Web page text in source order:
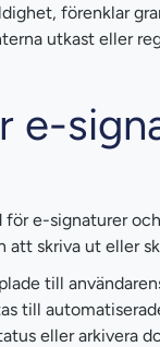
förenklar
utkast eller
e-
e-signaturer
att skriva ut eller
till
till
eller arkivera